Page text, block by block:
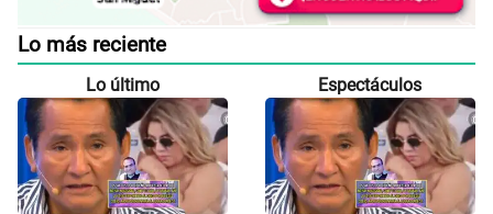
Lo más reciente
Lo último Espectáculos